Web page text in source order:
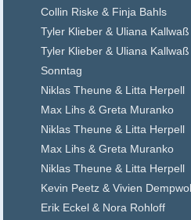
Collin Riske & Finja Bahls
Tyler Klieber & Uliana Kallwaß
Tyler Klieber & Uliana Kallwaß
Sonntag
Niklas Theune & Litta Herpell
Max Lihs & Greta Muranko
Niklas Theune & Litta Herpell
Max Lihs & Greta Muranko
Niklas Theune & Litta Herpell
Kevin Peetz & Vivien
Erik Eckel & Nora Rohloff